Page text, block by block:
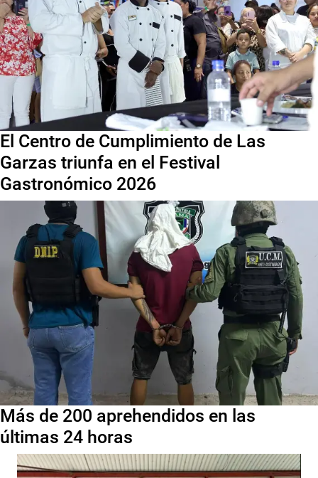
El Centro de Cumplimiento de Las
Garzas triunfa en el Festival
Gastronómico 2026
Más de 200 aprehendidos en las
últimas 24 horas